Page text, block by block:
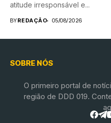
atitude irresponsável e...
BYREDAÇÃO 05/08/2026
SOBRE NÓS
O primeiro portal de
região de DDD 019.